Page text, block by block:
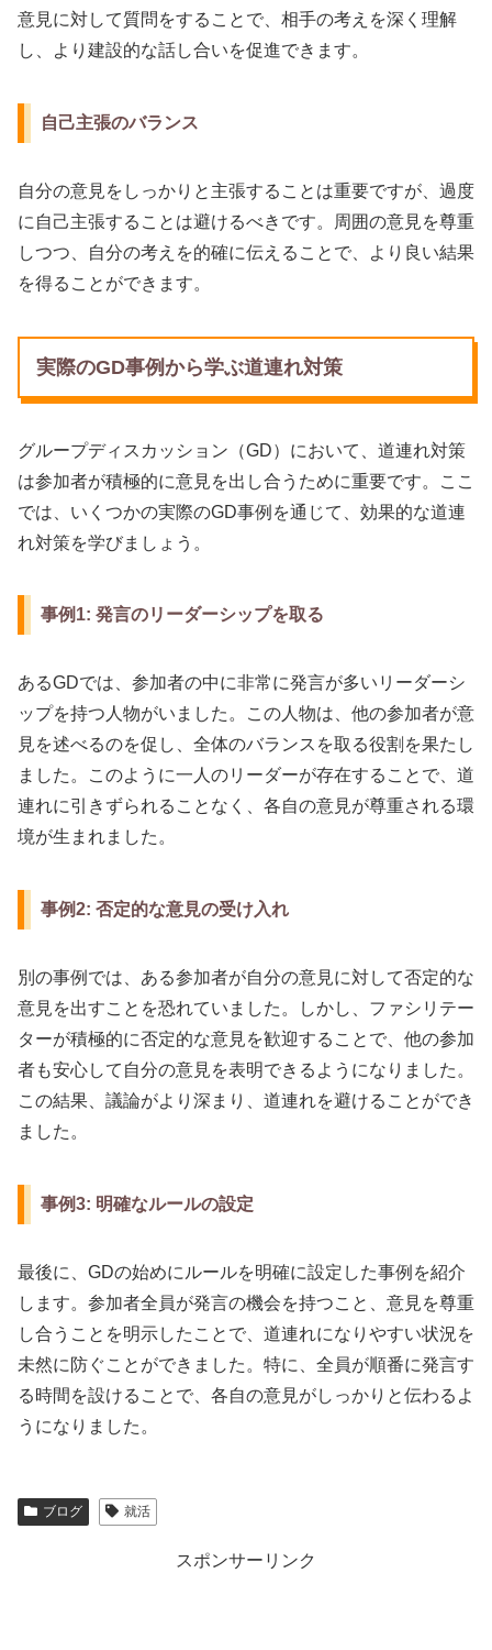
意見に対して質問をすることで、相手の考えを深く理解
し、より建設的な話し合いを促進できます。
自己主張のバランス
自分の意見をしっかりと主張することは重要ですが、過度
に自己主張することは避けるべきです。周囲の意見を尊重
しつつ、自分の考えを的確に伝えることで、より良い結果
を得ることができます。
実際のGD事例から学ぶ道連れ対策
グループディスカッション（GD）において、道連れ対策
は参加者が積極的に意見を出し合うために重要です。ここ
では、いくつかの実際のGD事例を通じて、効果的な道連
れ対策を学びましょう。
事例1: 発言のリーダーシップを取る
あるGDでは、参加者の中に非常に発言が多いリーダーシ
ップを持つ人物がいました。この人物は、他の参加者が意
見を述べるのを促し、全体のバランスを取る役割を果たし
ました。このように一人のリーダーが存在することで、道
連れに引きずられることなく、各自の意見が尊重される環
境が生まれました。
事例2: 否定的な意見の受け入れ
別の事例では、ある参加者が自分の意見に対して否定的な
意見を出すことを恐れていました。しかし、ファシリテー
ターが積極的に否定的な意見を歓迎することで、他の参加
者も安心して自分の意見を表明できるようになりました。
この結果、議論がより深まり、道連れを避けることができ
ました。
事例3: 明確なルールの設定
最後に、GDの始めにルールを明確に設定した事例を紹介
します。参加者全員が発言の機会を持つこと、意見を尊重
し合うことを明示したことで、道連れになりやすい状況を
未然に防ぐことができました。特に、全員が順番に発言す
る時間を設けることで、各自の意見がしっかりと伝わるよ
うになりました。
ブログ 就活
スポンサーリンク